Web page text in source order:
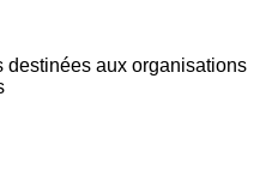
destinées aux organisations